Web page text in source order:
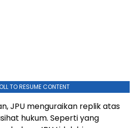
TO RESUME CONTENT
JPU menguraikan replik atas
hukum. Seperti yang